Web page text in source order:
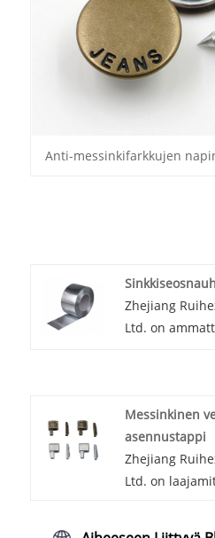
Anti-messinkifarkkujen
Zhejiang
Ltd. on
liittyvien
myynti.
Messinkinen
asennustappi
Zhejiang
Ltd. on